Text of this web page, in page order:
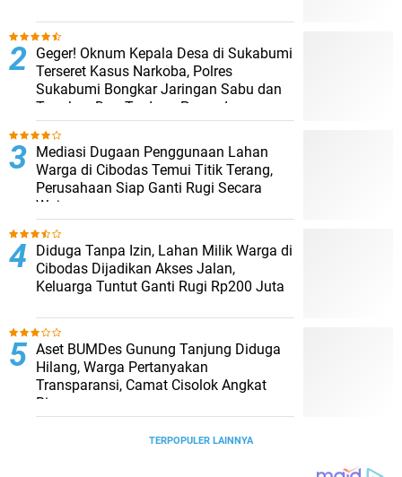
Geger! Oknum Kepala Desa di Sukabumi
Terseret Kasus Narkoba, Polres
Sukabumi Bongkar Jaringan Sabu dan
Tangkap Dua Terduga Pengedar
Mediasi Dugaan Penggunaan Lahan
Warga di Cibodas Temui Titik Terang,
Perusahaan Siap Ganti Rugi Secara
Wajar
Diduga Tanpa Izin, Lahan Milik Warga di
Cibodas Dijadikan Akses Jalan,
Keluarga Tuntut Ganti Rugi Rp200 Juta
Aset BUMDes Gunung Tanjung Diduga
Hilang, Warga Pertanyakan
Transparansi, Camat Cisolok Angkat
Bicara
TERPOPULER LAINNYA